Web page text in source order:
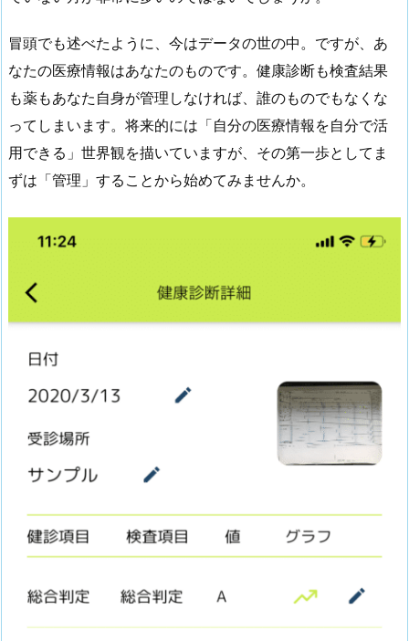
冒頭でも述べたように、今はデータの世の中。ですが、あ
なたの医療情報はあなたのものです。健康診断も検査結果
も薬もあなた自身が管理しなければ、誰のものでもなくな
ってしまいます。将来的には「自分の医療情報を自分で活
用できる」世界観を描いていますが、その第一歩としてま
ずは「管理」することから始めてみませんか。